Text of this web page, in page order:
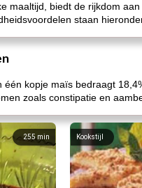
maaltijd, biedt de rijkdom
staan
één kopje maïs bedraagt
zoals constipatie en
255 min Kookstijl